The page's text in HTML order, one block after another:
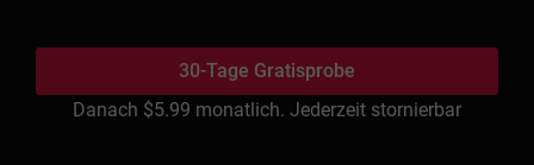
30-Tage Gratisprobe
Danach $5.99 monatlich. Jederzeit stornierbar